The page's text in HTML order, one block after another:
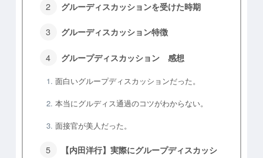
グルーディスカッションを受けた時期
グルーディスカッション特徴
グループディスカッション 感想
面白いグループディスカッションだった。
本当にグルディス通過のコツがわからない。
面接官が美人だった。
【内田洋行】実際にグループディスカッシ